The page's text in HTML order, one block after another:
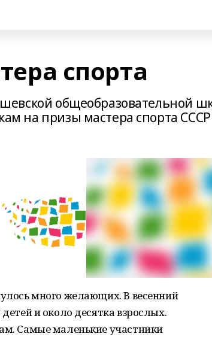
спорта
общеобразовательной
на призы мастера спорта СССР
много желающих. В весенний
и около десятка взрослых.
Самые маленькие участники